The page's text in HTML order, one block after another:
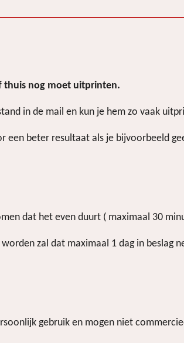
thuis nog moet uitprinten.
in de mail en kun je hem zo vaak
een beter resultaat als je bijvoorbeeld
dat het even duurt ( maximaal 30
zal dat maximaal 1 dag in beslag
gebruik en mogen niet